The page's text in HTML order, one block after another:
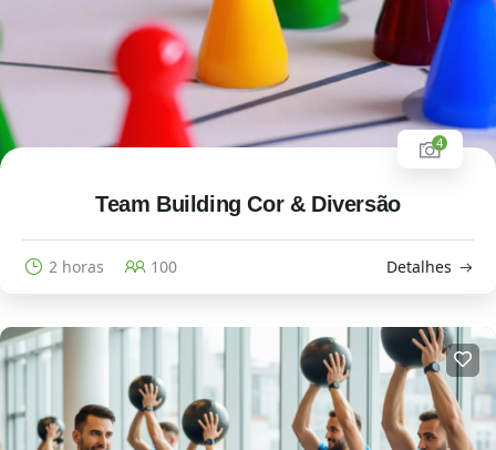
4
Team Building Cor & Diversão
2 horas 100 Detalhes